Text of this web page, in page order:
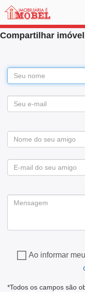
Compartilhar imóvel
Ao informar
*Todos os campos são